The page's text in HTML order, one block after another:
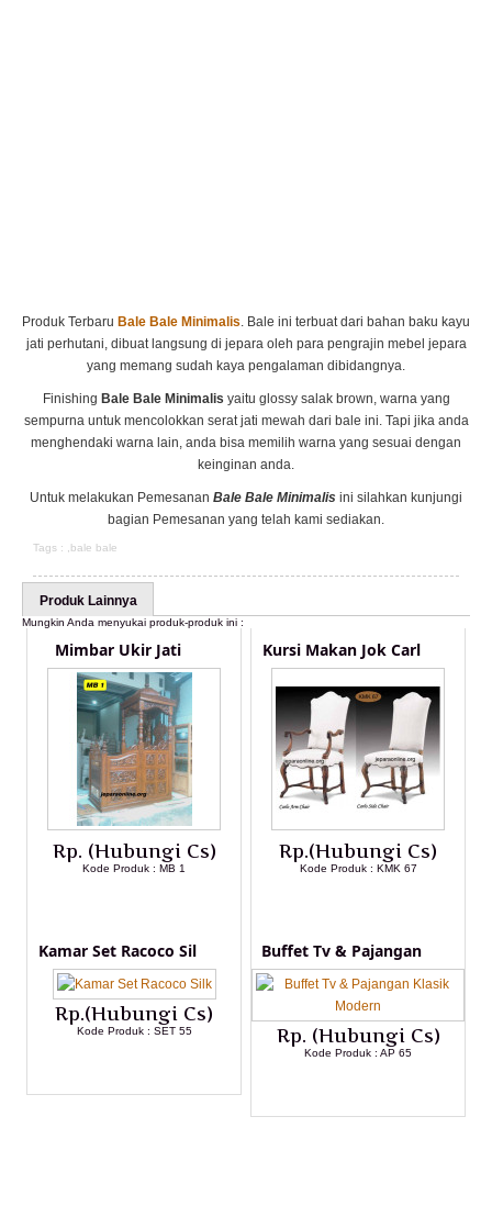
Produk Terbaru Bale Bale Minimalis. Bale ini terbuat dari bahan baku kayu
jati perhutani, dibuat langsung di jepara oleh para pengrajin mebel jepara
yang memang sudah kaya pengalaman dibidangnya.
Finishing Bale Bale Minimalis yaitu glossy salak brown, warna yang
sempurna untuk mencolokkan serat jati mewah dari bale ini. Tapi jika anda
menghendaki warna lain, anda bisa memilih warna yang sesuai dengan
keinginan anda.
Untuk melakukan Pemesanan Bale Bale Minimalis ini silahkan kunjungi
bagian Pemesanan yang telah kami sediakan.
Tags : , bale bale
Produk Lainnya
Mungkin Anda menyukai produk-produk ini :
Mimbar Ukir Jati
Rp. (Hubungi Cs)
Kode Produk : MB 1
Kursi Makan Jok Carl
Rp.(Hubungi Cs)
Kode Produk : KMK 67
Kamar Set Racoco Sil
Rp.(Hubungi Cs)
Kode Produk : SET 55
Buffet Tv & Pajangan
Rp. (Hubungi Cs)
Kode Produk : AP 65